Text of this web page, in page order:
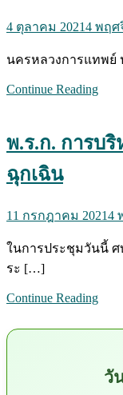
4 ตุลาคม 20214 พฤศ
นครหลวงการแทพย์
Continue Reading
พ.ร.ก. การบ
ฉุกเฉิน
11 กรกฎาคม 20214
ในการประชุมวันนี้
ระ […]
Continue Reading
วั